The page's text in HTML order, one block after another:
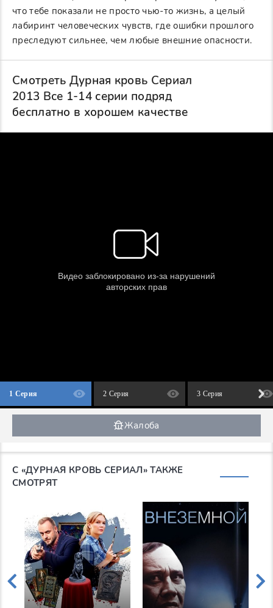
что тебе показали не просто чью-то жизнь, а целый
лабиринт человеческих чувств, где ошибки прошлого
преследуют сильнее, чем любые внешние опасности.
Смотреть Дурная кровь Сериал
2013 Все 1-14 серии подряд
бесплатно в хорошем качестве
1 Серия 2 Серия 3 Серия
Жалоба
С «ДУРНАЯ КРОВЬ СЕРИАЛ» ТАКЖЕ
СМОТРЯТ